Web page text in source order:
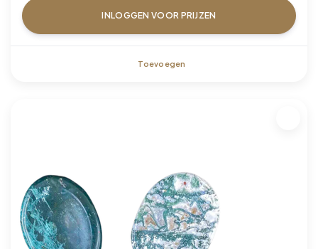
INLOGGEN VOOR PRIJZEN
Toevoegen